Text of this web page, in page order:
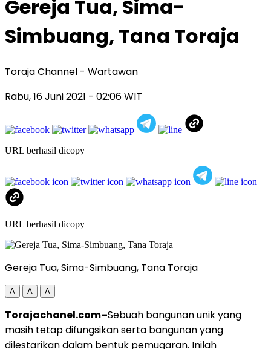
Gereja Tua, Sima-
Simbuang, Tana Toraja
Toraja Channel - Wartawan
Rabu, 16 Juni 2021 - 02:06 WIT
URL berhasil dicopy
URL berhasil dicopy
Gereja Tua, Sima-Simbuang, Tana Toraja
A A A
Torajachanel.com–Sebuah bangunan unik yang
masih tetap difungsikan serta bangunan yang
dilestarikan dalam bentuk pemugaran. Inilah